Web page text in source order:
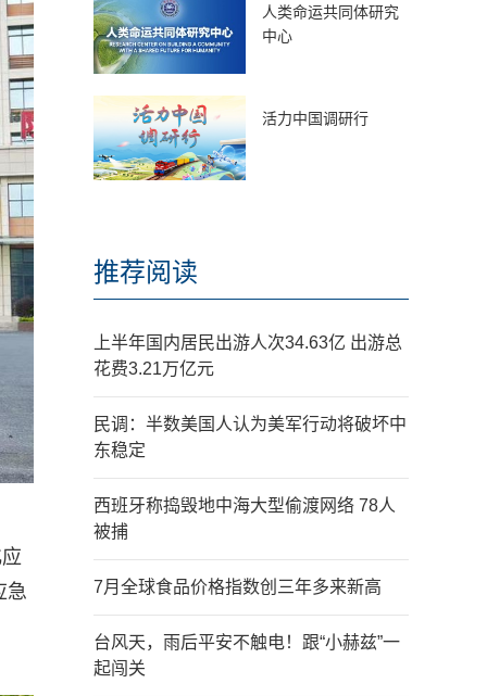
急
人类命运共同体研究
中心
活力中国调研行
推荐阅读
上半年国内居民出游人次34.63亿 出游总
花费3.21万亿元
民调：半数美国人认为美军行动将破坏中
东稳定
西班牙称捣毁地中海大型偷渡网络 78人
被捕
7月全球食品价格指数创三年多来新高
台风天，雨后平安不触电！跟“小赫兹”一
起闯关